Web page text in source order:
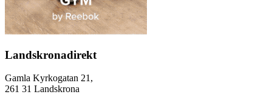
Landskronadirekt
Gamla Kyrkogatan 21,
261 31 Landskrona